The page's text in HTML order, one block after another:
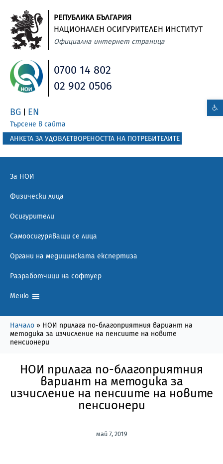
РЕПУБЛИКА БЪЛГАРИЯ
НАЦИОНАЛЕН ОСИГУРИТЕЛЕН ИНСТИТУТ
Официална интернет страница
0700 14 802
02 902 0506
BG EN
Търсене в сайта
АНКЕТА ЗА УДОВЛЕТВОРЕНОСТТА НА ПОТРЕБИТЕЛИТЕ
За НОИ
Физически лица
Осигурители
Самоосигуряващи се лица
Органи на медицинската експертиза
Разработчици на софтуер
Меню
Начало » НОИ прилага по-благоприятния вариант на
методика за изчисление на пенсиите на новите
пенсионери
НОИ прилага по-благоприятния
вариант на методика за
изчисление на пенсиите на новите
пенсионери
май 7, 2019